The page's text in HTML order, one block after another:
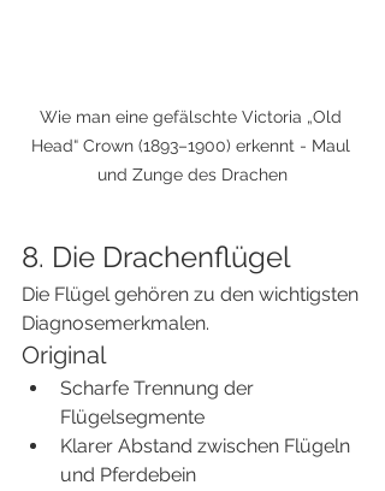
Wie man eine gefälschte Victoria „Old
Head“ Crown (1893–1900) erkennt - Maul
und Zunge des Drachen
8. Die Drachenflügel
Die Flügel gehören zu den wichtigsten
Diagnosemerkmalen.
Original
Scharfe Trennung der
Flügelsegmente
Klarer Abstand zwischen Flügeln
und Pferdebein